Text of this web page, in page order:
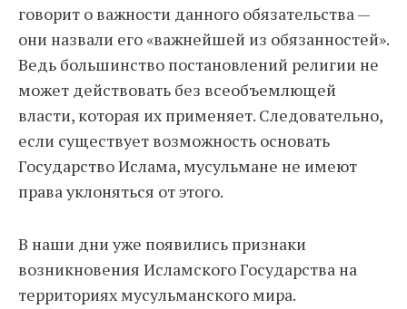
говорит о важности данного обязательства —
они назвали его «важнейшей из обязанностей».
Ведь большинство постановлений религии не
может действовать без всеобъемлющей
власти, которая их применяет. Следовательно,
если существует возможность основать
Государство Ислама, мусульмане не имеют
права уклоняться от этого.
В наши дни уже появились признаки
возникновения Исламского Государства на
территориях мусульманского мира.